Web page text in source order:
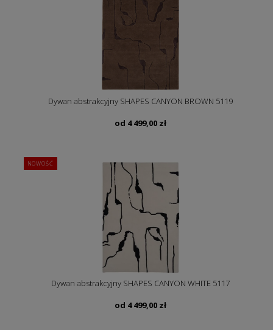
Dywan abstrakcyjny SHAPES CANYON BROWN 5119
od 4 499,00 zł
NOWOŚĆ
Dywan abstrakcyjny SHAPES CANYON WHITE 5117
od 4 499,00 zł